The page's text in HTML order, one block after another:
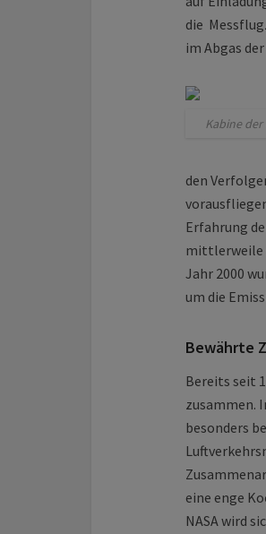
die
im Abgas
Kabine der
den
Erfahrung
mittlerweile
Jahr 2000
um die
Bewährte
Bereits seit
zusammen.
besonders
eine enge
NASA wird